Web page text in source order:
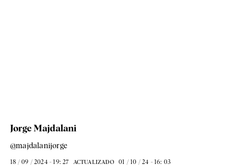
Jorge Majdalani
@majdalanijorge
18 / 09 / 2024 - 19: 27 ACTUALIZADO 01 / 10 / 24 - 16: 03